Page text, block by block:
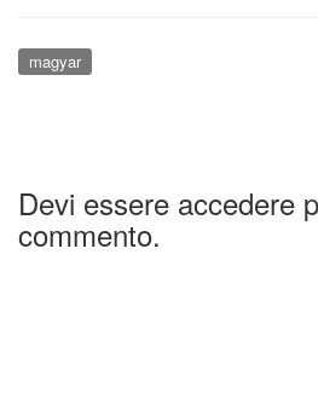
magyar
Devi essere accedere
commento.